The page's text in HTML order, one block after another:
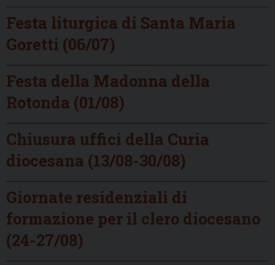
Festa liturgica di Santa Maria
Goretti (06/07)
Festa della Madonna della
Rotonda (01/08)
Chiusura uffici della Curia
diocesana (13/08-30/08)
Giornate residenziali di
formazione per il clero diocesano
(24-27/08)